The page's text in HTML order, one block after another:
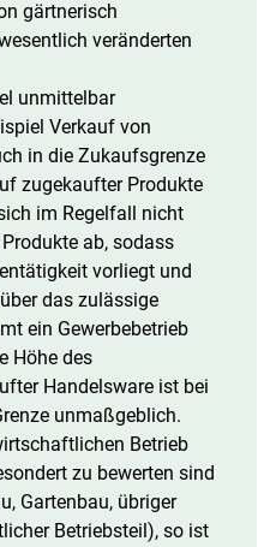
gärtnerisch
veränderten
unmittelbar
Verkauf von
in die Zukaufsgrenze
zugekaufter Produkte
im Regelfall nicht
ab, sodass
vorliegt und
das zulässige
ein Gewerbebetrieb
Höhe des
Handelsware ist bei
unmaßgeblich.
Betrieb
zu bewerten sind
Gartenbau, übriger
Betriebsteil), so ist